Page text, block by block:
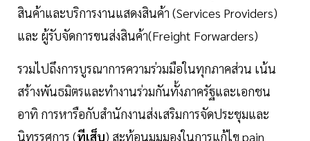
สินค้าและบริการงานแสดงสินค้า (Services Providers)
และ ผู้รับจัดการขนส่งสินค้า(Freight Forwarders)
รวมไปถึงการบูรณาการความร่วมมือในทุกภาคส่วน เน้น
สร้างพันธมิตรและทำงานร่วมกันทั้งภาครัฐและเอกชน
อาทิ การหารือกับสำนักงานส่งเสริมการจัดประชุมและ
นิทรรศการ (ทีเส็บ) สะท้อนมุมมองในการแก้ไข pain